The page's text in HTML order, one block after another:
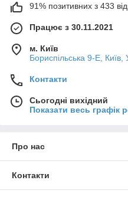
91% позитивних з 433
Працює з 30.11.2021
м. Київ
Бориспільська 9-Е, Київ,
Контакти
Сьогодні вихідний
Показати весь графік
Про нас
Контакти